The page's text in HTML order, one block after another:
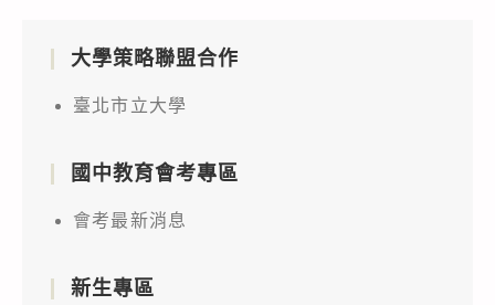
大學策略聯盟合作
臺北市立大學
國中教育會考專區
會考最新消息
新生專區